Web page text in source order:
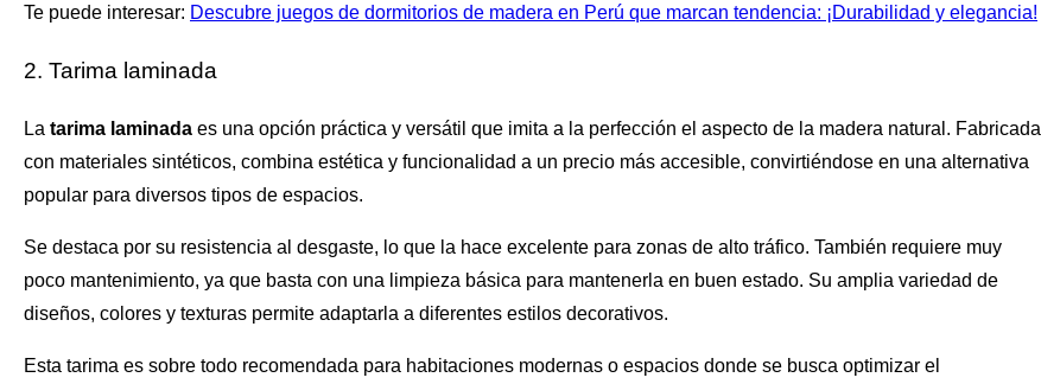
Te puede interesar: Descubre juegos de dormitorios de madera en Perú que marcan tendencia: ¡Durabilidad y elegancia!
2. Tarima laminada
La tarima laminada es una opción práctica y versátil que imita a la perfección el aspecto de la madera natural. Fabricada
con materiales sintéticos, combina estética y funcionalidad a un precio más accesible, convirtiéndose en una alternativa
popular para diversos tipos de espacios.
Se destaca por su resistencia al desgaste, lo que la hace excelente para zonas de alto tráfico. También requiere muy
poco mantenimiento, ya que basta con una limpieza básica para mantenerla en buen estado. Su amplia variedad de
diseños, colores y texturas permite adaptarla a diferentes estilos decorativos.
Esta tarima es sobre todo recomendada para habitaciones modernas o espacios donde se busca optimizar el